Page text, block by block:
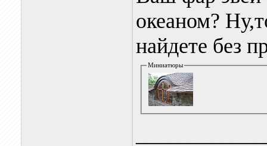
океаном?
найдете без
Миниатюры